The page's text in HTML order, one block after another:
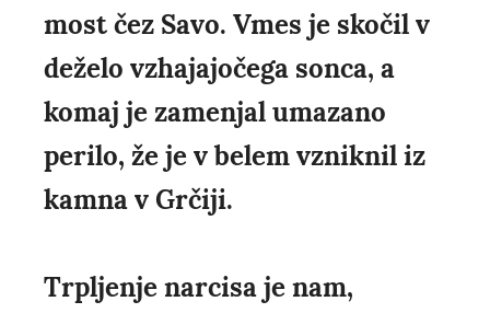
most čez Savo. Vmes je skočil v
deželo vzhajajočega sonca, a
komaj je zamenjal umazano
perilo, že je v belem vzniknil iz
kamna v Grčiji.
Trpljenje narcisa je nam,